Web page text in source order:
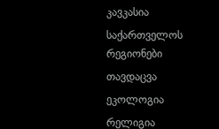
კავკასია
საქართველოს
რეგიონები
თავდაცვა
ეკოლოგია
რელიგია